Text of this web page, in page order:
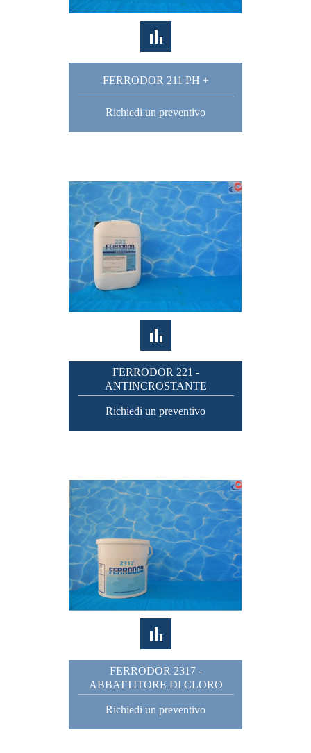
FERRODOR 211 PH +
Richiedi un preventivo
FERRODOR 221 -
ANTINCROSTANTE
Richiedi un preventivo
FERRODOR 2317 -
ABBATTITORE DI CLORO
Richiedi un preventivo